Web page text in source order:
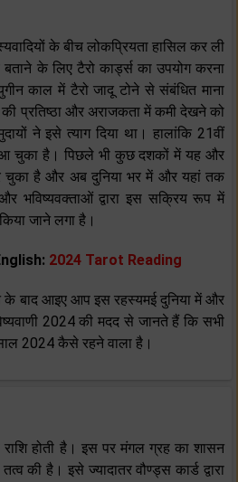
के बीच लोकप्रियता हासिल कर ली
के लिए टैरो कार्ड्स का उपयोग करना
काल में टैरो जादू टोने से संबंधित माना
प्रतिष्ठा और अराजकता में कमी देखने को
ने इसे त्याग दिया था। हालांकि 21वीं
आ चुका है। पिछले भी कुछ दशकों में यह और
चुका है और अब दुनिया भर में और यहां तक
भविष्यवक्ताओं द्वारा इस सक्रिय रूप में
जाने लगा है।
2024 Tarot Reading
के बाद आइए आप इस रहस्यमई दुनिया में और
2024 की मदद से जानते हैं कि सभी
2024 कैसे रहने वाला है।
राशि होती है। इस पर मंगल ग्रह का शासन
की है। इसे ज्यादातर वौण्ड्स कार्ड द्वारा